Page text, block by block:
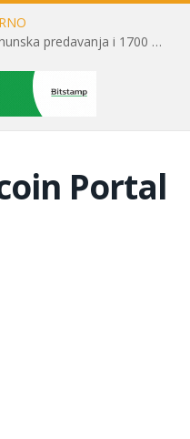
Toni Milun postao “milijarder”! Vrhunska predavanja i 1700 posjetitelja obilježili su mjesec financijske pismenosti
Portal